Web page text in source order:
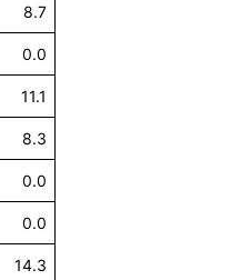
8.7
0.0
11.1
8.3
0.0
0.0
14.3